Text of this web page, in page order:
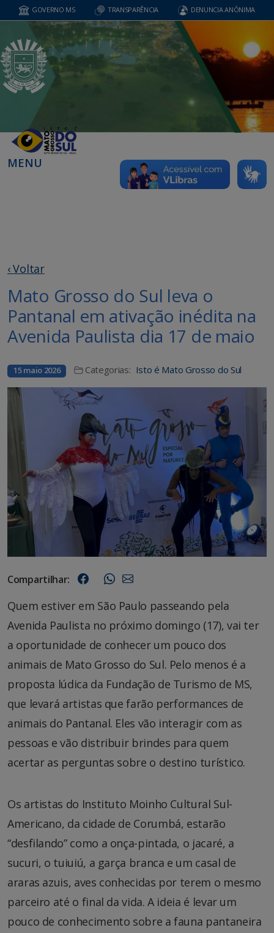
GOVERNO MS TRANSPARÊNCIA DENUNCIA ANÔNIMA
MENU
‹ Voltar
Mato Grosso do Sul leva o
Pantanal em ativação inédita na
Avenida Paulista dia 17 de maio
15 maio 2026 Categorias: Isto é Mato Grosso do Sul
Compartilhar:
Quem estiver em São Paulo passeando pela
Avenida Paulista no próximo domingo (17), vai ter
a oportunidade de conhecer um pouco dos
animais de Mato Grosso do Sul. Pelo menos é a
proposta lúdica da Fundação de Turismo de MS,
que levará artistas que farão performances de
animais do Pantanal. Eles vão interagir com as
pessoas e vão distribuir brindes para quem
acertar as perguntas sobre o destino turístico.
Os artistas do Instituto Moinho Cultural Sul-
Americano, da cidade de Corumbá, estarão
“desfilando” como a onça-pintada, o jacaré, a
sucuri, o tuiuiú, a garça branca e um casal de
araras azuis, aves conhecidas por terem o mesmo
parceiro até o final da vida. A ideia é levar um
pouco de conhecimento sobre a fauna pantaneira